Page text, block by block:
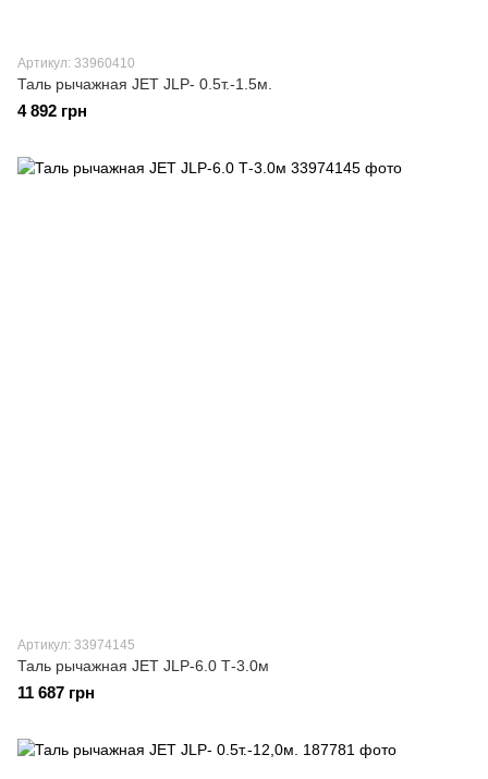
Артикул: 33960410
Таль рычажная JET JLP- 0.5т.-1.5м.
4 892 грн
Артикул: 33974145
Таль рычажная JET JLP-6.0 Т-3.0м
11 687 грн